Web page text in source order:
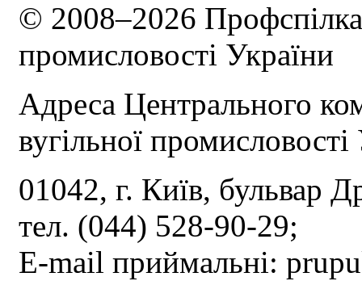
© 2008–2026 Профспілка
промисловості України
Адреса Центрального
вугільної
01042, г. Київ, бульвар
тел. (044) 528-90-29;
E-mail приймальні: